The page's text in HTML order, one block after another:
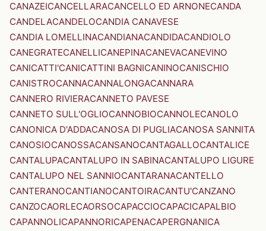
CANAZEICANCELLARACANCELLO ED ARNONECANDA
CANDELACANDELOCANDIA CANAVESE
CANDIA LOMELLINACANDIANACANDIDACANDIOLO
CANEGRATECANELLICANEPINACANEVACANEVINO
CANICATTI'CANICATTINI BAGNICANINOCANISCHIO
CANISTROCANNACANNALONGACANNARA
CANNERO RIVIERACANNETO PAVESE
CANNETO SULL'OGLIOCANNOBIOCANNOLECANOLO
CANONICA D'ADDACANOSA DI PUGLIACANOSA SANNITA
CANOSIOCANOSSACANSANOCANTAGALLOCANTALICE
CANTALUPACANTALUPO IN SABINACANTALUPO LIGURE
CANTALUPO NEL SANNIOCANTARANACANTELLO
CANTERANOCANTIANOCANTOIRACANTU'CANZANO
CANZOCAORLECAORSOCAPACCIOCAPACICAPALBIO
CAPANNOLICAPANNORICAPENACAPERGNANICA